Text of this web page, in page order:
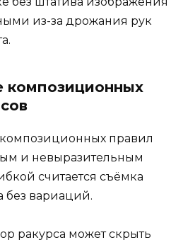
из-за дрожания рук
композиционных
правил
и невыразительным
считается съёмка
без вариаций.
ракурса может скрыть